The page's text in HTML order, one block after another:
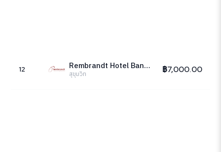
12 Rembrandt Hotel Bangkok
สุขุมวิท ฿7,000.00